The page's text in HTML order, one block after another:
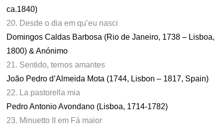
ca.1840)
20. Desde o dia em qu’eu nasci
Domingos Caldas Barbosa (Rio de Janeiro, 1738 – Lisboa,
1800) & Anónimo
21. Sentido, ternos amantes
João Pedro d’Almeida Mota (1744, Lisbon – 1817, Spain)
22. La pastorella mia
Pedro Antonio Avondano (Lisboa, 1714-1782)
23. Minuetto II em Fá maior